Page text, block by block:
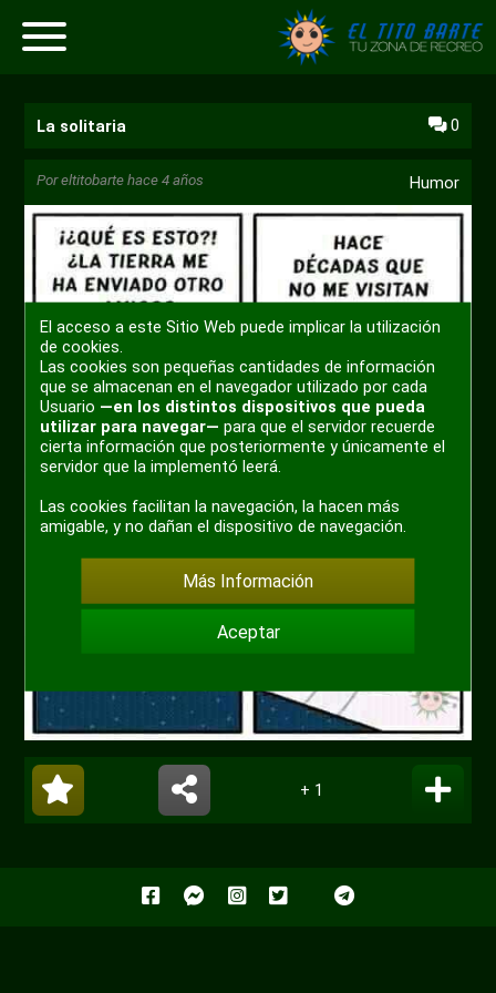
La solitaria 0
Poreltitobarte hace 4 años Humor
+ 1
El acceso a este Sitio Web puede implicar la utilización
de cookies.
Las cookies son pequeñas cantidades de información
que se almacenan en el navegador utilizado por cada
Usuario —en los distintos dispositivos que pueda
utilizar para navegar— para que el servidor recuerde
cierta información que posteriormente y únicamente el
servidor que la implementó leerá.
Las cookies facilitan la navegación, la hacen más
amigable, y no dañan el dispositivo de navegación.
Más Información
Aceptar